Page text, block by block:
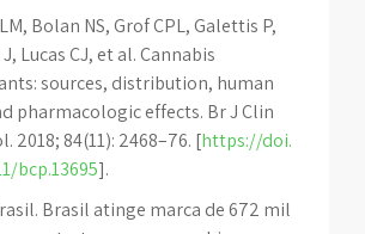
Bolan NS, Grof CPL, Galettis P,
Lucas CJ, et al. Cannabis
sources, distribution, human
pharmacologic effects. Br J Clin
2018; 84(11): 2468–76. [https://doi.
bcp.13695].
Brasil atinge marca de 672 mil